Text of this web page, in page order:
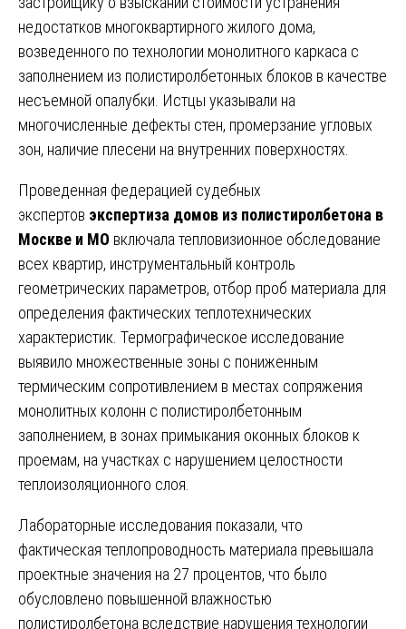
недостатков многоквартирного жилого дома,
возведенного по технологии монолитного каркаса с
заполнением из полистиролбетонных блоков в качестве
несъемной опалубки. Истцы указывали на
многочисленные дефекты стен, промерзание угловых
зон, наличие плесени на внутренних поверхностях.
Проведенная федерацией судебных
экспертов экспертиза домов из полистиролбетона в
Москве и МО включала тепловизионное обследование
всех квартир, инструментальный контроль
геометрических параметров, отбор проб материала для
определения фактических теплотехнических
характеристик. Термографическое исследование
выявило множественные зоны с пониженным
термическим сопротивлением в местах сопряжения
монолитных колонн с полистиролбетонным
заполнением, в зонах примыкания оконных блоков к
проемам, на участках с нарушением целостности
теплоизоляционного слоя.
Лабораторные исследования показали, что
фактическая теплопроводность материала превышала
проектные значения на 27 процентов, что было
обусловлено повышенной влажностью
полистиролбетона вследствие нарушения технологии